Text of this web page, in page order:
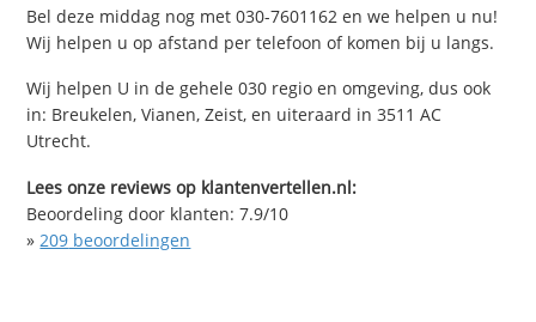
Bel deze middag nog met 030-7601162 en we helpen u nu!
Wij helpen u op afstand per telefoon of komen bij u langs.
Wij helpen U in de gehele 030 regio en omgeving, dus ook
in: Breukelen, Vianen, Zeist, en uiteraard in 3511 AC
Utrecht.
Lees onze reviews op klantenvertellen.nl:
Beoordeling door klanten:7.9/10
»209 beoordelingen